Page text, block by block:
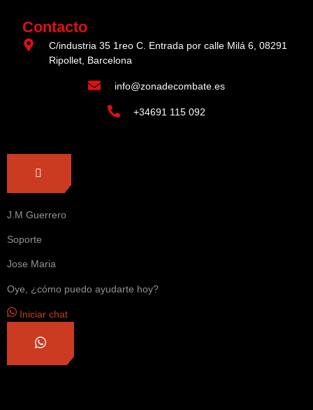
Contacto
C/industria 35 1reo C. Entrada por calle Milá 6, 08291
Ripollet, Barcelona
info@zonadecombate.es
+34691 115 092
J.M Guerrero
Soporte
Jose Maria
Oye, ¿cómo puedo ayudarte hoy?
Iniciar chat